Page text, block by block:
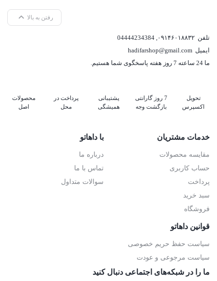
رفتن به بالا
تلفن ۰۹۱۴۶۰۱۸۸۳۲,
04444234384
ایمیل hadifarshop@gmail.com
ما 24 ساعته 7 روز هفته پاسخگوی شما هستیم.
تحویل
اکسپرس
7 روز گارانتی
بازگشت وجه
پشتیبانی
همیشگی
پرداخت در
محل
محصولات
اصل
خدمات مشتریان
مقایسه محصولات
حساب کاربری
پرداخت
سبد خرید
فروشگاه
با داهاتو
درباره ما
تماس با ما
سوالات متداول
قوانین داهاتو
سیاست حفظ حریم خصوصی
سیاست مرجوعی و عودت
ما را در شبکه‌های اجتماعی دنبال کنید